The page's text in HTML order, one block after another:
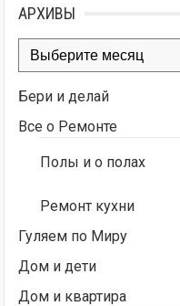
АРХИВЫ
Архивы
Бери и делай
Все о Ремонте
Полы и о полах
Ремонт кухни
Гуляем по Миру
Дом и дети
Дом и квартира